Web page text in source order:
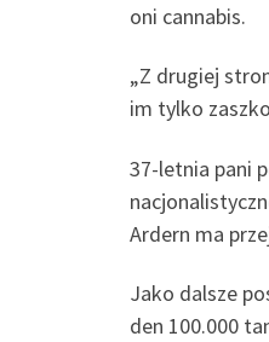
oni cannabis.
„Z drugiej
im tylko
37-letnia pani
Ardern ma
Jako dalsze
den 100.000